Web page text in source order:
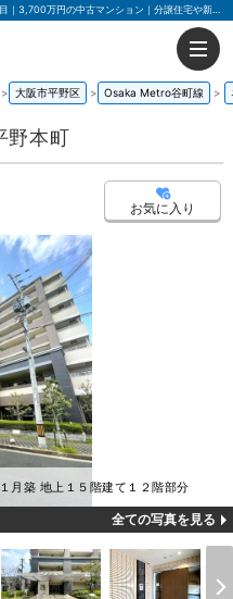
ネバーランド平野本町 大阪府大阪市平野区平野本町1丁目｜3,700万円の中古マンション｜分譲住宅や新築物件｜マックス不動産販売 南巽店
大阪市平野区 Osaka Metro谷町線
野本町
お気に入り
月築 地上１５階建て１２階部分
全ての写真を見る